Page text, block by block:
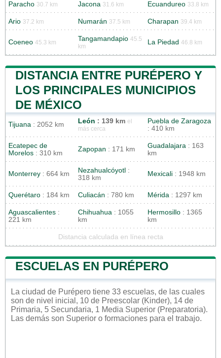
Paracho 30.7 km Jacona 31.6 km Ecuandureo 33.8 km
Ario 37.2 km Numarán 37.5 km Charapan 39.4 km
Coeneo 45.3 km Tangamandapio 45.5
km
La Piedad 46.8 km
DISTANCIA ENTRE PURÉPERO Y
LOS PRINCIPALES MUNICIPIOS
DE MÉXICO
Tijuana : 2052 km León : 139 km el
más cerca
Puebla de Zaragoza
: 410 km
Ecatepec de
Morelos : 310 km
Zapopan : 171 km Guadalajara : 163
km
Monterrey : 664 km Nezahualcóyotl :
318 km
Mexicali : 1948 km
Querétaro : 184 km Culiacán : 780 km Mérida : 1297 km
Aguascalientes :
221 km
Chihuahua : 1055
km
Hermosillo : 1365
km
Distancia calculada en línea recta
ESCUELAS EN PURÉPERO
La ciudad de Purépero tiene 33 escuelas, de las cuales
son de nivel inicial, 10 de Preescolar (Kinder), 14 de
Primaria, 5 Secundaria, 1 Media Superior (Preparatoria).
Las demás son Superior o formaciones para el trabajo.